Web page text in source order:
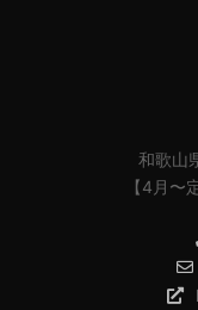
和歌山
【4月〜